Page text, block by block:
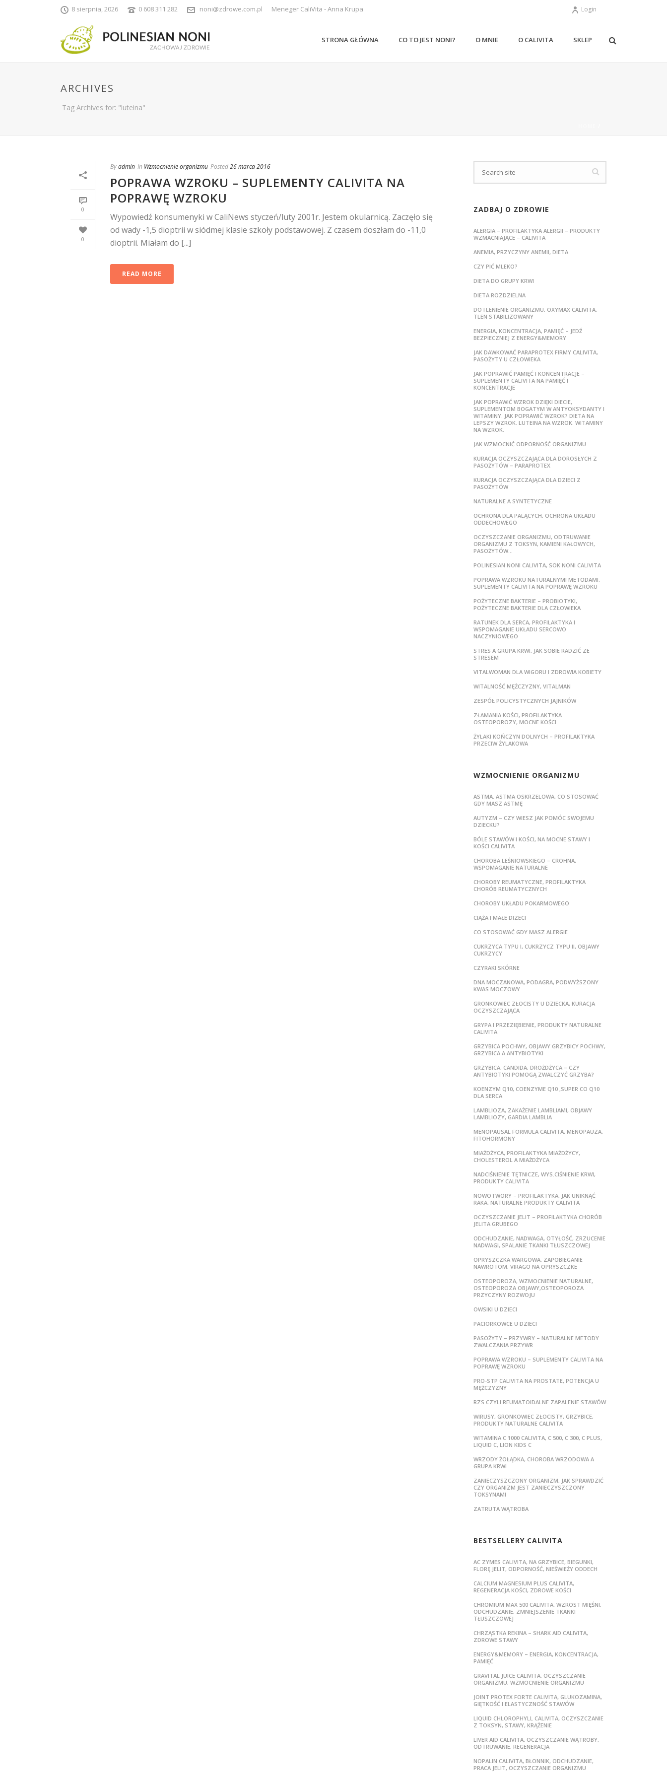
8 sierpnia, 2026 0 608 311 282 noni@zdrowe.com.pl Meneger CaliVita - Anna Krupa Login
STRONA GŁÓWNA CO TO JEST NONI? O MNIE O CALIVITA SKLEP
ARCHIVES
Tag Archives for: "luteina"
0
0
Byadmin In Wzmocnienie organizmu Posted26 marca 2016
POPRAWA WZROKU – SUPLEMENTY CALIVITA NA
POPRAWĘ WZROKU
Wypowiedź konsumenyki w CaliNews styczeń/luty 2001r. Jestem okularnicą. Zaczęło się
od wady -1,5 dioptrii w siódmej klasie szkoły podstawowej. Z czasem doszłam do -11,0
dioptrii. Miałam do [...]
READ MORE
ZADBAJ O ZDROWIE
ALERGIA – PROFILAKTYKA ALERGII – PRODUKTY
WZMACNIAJĄCE – CALIVITA
ANEMIA, PRZYCZYNY ANEMII, DIETA
CZY PIĆ MLEKO?
DIETA DO GRUPY KRWI
DIETA ROZDZIELNA
DOTLENIENIE ORGANIZMU, OXYMAX CALIVITA,
TLEN STABILIZOWANY
ENERGIA, KONCENTRACJA, PAMIĘĆ – JEDŹ
BEZPIECZNIEJ Z ENERGY&MEMORY
JAK DAWKOWAĆ PARAPROTEX FIRMY CALIVITA,
PASOŻYTY U CZŁOWIEKA
JAK POPRAWIĆ PAMIĘĆ I KONCENTRACJE –
SUPLEMENTY CALIVITA NA PAMIĘĆ I
KONCENTRACJE
JAK POPRAWIĆ WZROK DZIĘKI DIECIE,
SUPLEMENTOM BOGATYM W ANTYOKSYDANTY I
WITAMINY. JAK POPRAWIĆ WZROK? DIETA NA
LEPSZY WZROK. LUTEINA NA WZROK. WITAMINY
NA WZROK.
JAK WZMOCNIĆ ODPORNOŚĆ ORGANIZMU
KURACJA OCZYSZCZAJĄCA DLA DOROSŁYCH Z
PASOŻYTÓW – PARAPROTEX
KURACJA OCZYSZCZAJĄCA DLA DZIECI Z
PASOŻYTÓW
NATURALNE A SYNTETYCZNE
OCHRONA DLA PALĄCYCH, OCHRONA UKŁADU
ODDECHOWEGO
OCZYSZCZANIE ORGANIZMU, ODTRUWANIE
ORGANIZMU Z TOKSYN, KAMIENI KAŁOWYCH,
PASOŻYTÓW…
POLINESIAN NONI CALIVITA, SOK NONI CALIVITA
POPRAWA WZROKU NATURALNYMI METODAMI.
SUPLEMENTY CALIVITA NA POPRAWĘ WZROKU
POŻYTECZNE BAKTERIE – PROBIOTYKI,
POŻYTECZNE BAKTERIE DLA CZŁOWIEKA
RATUNEK DLA SERCA, PROFILAKTYKA I
WSPOMAGANIE UKŁADU SERCOWO
NACZYNIOWEGO
STRES A GRUPA KRWI, JAK SOBIE RADZIĆ ZE
STRESEM
VITALWOMAN DLA WIGORU I ZDROWIA KOBIETY
WITALNOŚĆ MĘŻCZYZNY, VITALMAN
ZESPÓŁ POLICYSTYCZNYCH JAJNIKÓW
ZŁAMANIA KOŚCI, PROFILAKTYKA
OSTEOPOROZY, MOCNE KOŚCI
ŻYLAKI KOŃCZYN DOLNYCH – PROFILAKTYKA
PRZECIW ŻYLAKOWA
WZMOCNIENIE ORGANIZMU
ASTMA. ASTMA OSKRZELOWA, CO STOSOWAĆ
GDY MASZ ASTMĘ
AUTYZM – CZY WIESZ JAK POMÓC SWOJEMU
DZIECKU?
BÓLE STAWÓW I KOŚCI, NA MOCNE STAWY I
KOŚCI CALIVITA
CHOROBA LEŚNIOWSKIEGO – CROHNA,
WSPOMAGANIE NATURALNE
CHOROBY REUMATYCZNE, PROFILAKTYKA
CHORÓB REUMATYCZNYCH
CHOROBY UKŁADU POKARMOWEGO
CIĄŻA I MAŁE DIZECI
CO STOSOWAĆ GDY MASZ ALERGIE
CUKRZYCA TYPU I, CUKRZYCZ TYPU II, OBJAWY
CUKRZYCY
CZYRAKI SKÓRNE
DNA MOCZANOWA, PODAGRA, PODWYŻSZONY
KWAS MOCZOWY
GRONKOWIEC ZŁOCISTY U DZIECKA, KURACJA
OCZYSZCZAJĄCA
GRYPA I PRZEZIĘBIENIE, PRODUKTY NATURALNE
CALIVITA
GRZYBICA POCHWY, OBJAWY GRZYBICY POCHWY,
GRZYBICA A ANTYBIOTYKI
GRZYBICA, CANDIDA, DROŻDŻYCA – CZY
ANTYBIOTYKI POMOGĄ ZWALCZYĆ GRZYBA?
KOENZYM Q10, COENZYME Q10 ,SUPER CO Q10
DLA SERCA
LAMBLIOZA, ZAKAŻENIE LAMBLIAMI, OBJAWY
LAMBLIOZY, GARDIA LAMBLIA
MENOPAUSAL FORMULA CALIVITA, MENOPAUZA,
FITOHORMONY
MIAŻDŻYCA, PROFILAKTYKA MIAŻDŻYCY,
CHOLESTEROL A MIAŻDŻYCA
NADCIŚNIENIE TĘTNICZE, WYS.CIŚNIENIE KRWI,
PRODUKTY CALIVITA
NOWOTWORY – PROFILAKTYKA, JAK UNIKNĄĆ
RAKA, NATURALNE PRODUKTY CALIVITA
OCZYSZCZANIE JELIT – PROFILAKTYKA CHORÓB
JELITA GRUBEGO
ODCHUDZANIE, NADWAGA, OTYŁOŚĆ, ZRZUCENIE
NADWAGI, SPALANIE TKANKI TŁUSZCZOWEJ
OPRYSZCZKA WARGOWA, ZAPOBIEGANIE
NAWROTOM, VIRAGO NA OPRYSZCZKE
OSTEOPOROZA, WZMOCNIENIE NATURALNE,
OSTEOPOROZA OBJAWY,OSTEOPOROZA
PRZYCZYNY ROZWOJU
OWSIKI U DZIECI
PACIORKOWCE U DZIECI
PASOŻYTY – PRZYWRY – NATURALNE METODY
ZWALCZANIA PRZYWR
POPRAWA WZROKU – SUPLEMENTY CALIVITA NA
POPRAWĘ WZROKU
PRO-STP CALIVITA NA PROSTATE, POTENCJA U
MĘŻCZYZNY
RZS CZYLI REUMATOIDALNE ZAPALENIE STAWÓW
WIRUSY, GRONKOWIEC ZŁOCISTY, GRZYBICE,
PRODUKTY NATURALNE CALIVITA
WITAMINA C 1000 CALIVITA, C 500, C 300, C PLUS,
LIQUID C, LION KIDS C
WRZODY ŻOŁĄDKA, CHOROBA WRZODOWA A
GRUPA KRWI
ZANIECZYSZCZONY ORGANIZM, JAK SPRAWDZIĆ
CZY ORGANIZM JEST ZANIECZYSZCZONY
TOKSYNAMI
ZATRUTA WĄTROBA
BESTSELLERY CALIVITA
AC ZYMES CALIVITA, NA GRZYBICE, BIEGUNKI,
FLORĘ JELIT, ODPORNOŚĆ, NIEŚWIEŻY ODDECH
CALCIUM MAGNESIUM PLUS CALIVITA,
REGENERACJA KOŚCI, ZDROWE KOŚCI
CHROMIUM MAX 500 CALIVITA, WZROST MIĘŚNI,
ODCHUDZANIE, ZMNIEJSZENIE TKANKI
TŁUSZCZOWEJ
CHRZĄSTKA REKINA – SHARK AID CALIVITA,
ZDROWE STAWY
ENERGY&MEMORY – ENERGIA, KONCENTRACJA,
PAMIĘĆ
GRAVITAL JUICE CALIVITA, OCZYSZCZANIE
ORGANIZMU, WZMOCNIENIE ORGANIZMU
JOINT PROTEX FORTE CALIVITA, GLUKOZAMINA,
GIĘTKOŚĆ I ELASTYCZNOŚĆ STAWÓW
LIQUID CHLOROPHYLL CALIVITA, OCZYSZCZANIE
Z TOKSYN, STAWY, KRĄŻENIE
LIVER AID CALIVITA, OCZYSZCZANIE WĄTROBY,
ODTRUWANIE, REGENERACJA
NOPALIN CALIVITA, BŁONNIK, ODCHUDZANIE,
PRACA JELIT, OCZYSZCZANIE ORGANIZMU